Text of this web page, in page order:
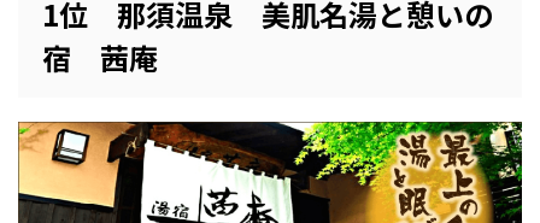
1位 那須温泉 美肌名湯と憩いの
宿 茜庵